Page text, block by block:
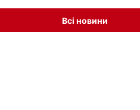
Всі новини